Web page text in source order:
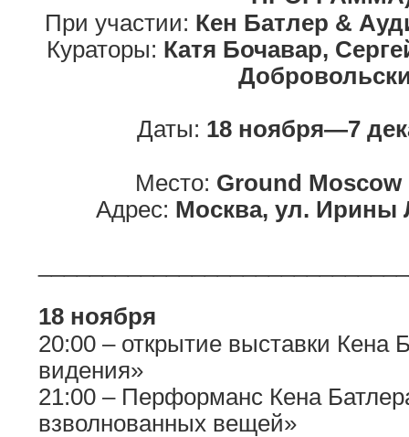
При участии: Кен Батлер &
Кураторы: Катя Бочавар,
Даты: 18 ноября—7
Место: Ground
Адрес: Москва, ул. Ирины
18 ноября
20:00 – открытие выставки Кена
видения»
21:00 – Перформанс Кена
взволнованных вещей»